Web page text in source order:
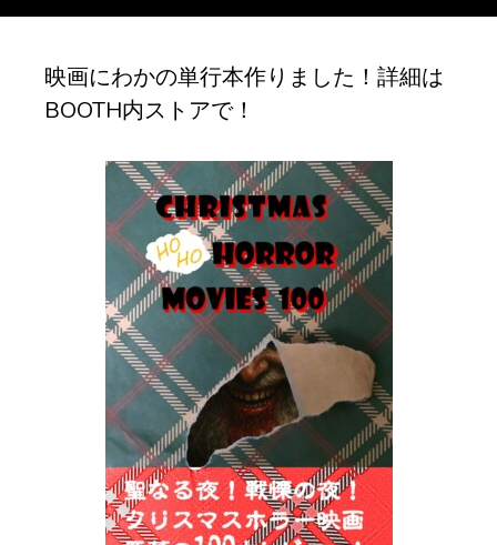
映画にわかの単行本作りました！詳細は
BOOTH内ストアで！